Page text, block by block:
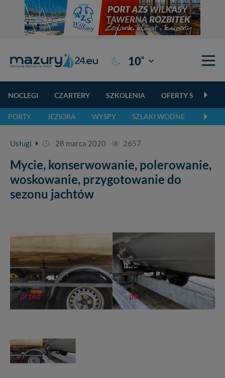
10° Giżycko
NOCLEGI CZARTERY SZKOLENIA OFERTY
PORTY JEZIORA WYSPY SZLAKI WODNE
Usługi 28 marca 2020 2657
Mycie, konserwowanie, polerowanie,
woskowanie, przygotowanie do
sezonu jachtów